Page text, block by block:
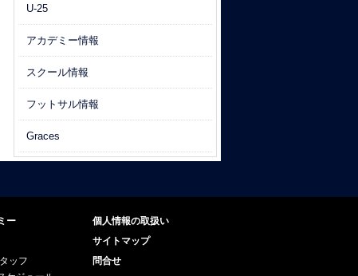
U-25
アカデミー情報
スクール情報
フットサル情報
Graces
ー
ッフ
個人情報の取扱い
サイトマップ
問合せ